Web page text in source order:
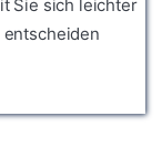
Sie sich leichter